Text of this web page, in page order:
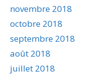
novembre 2018
octobre 2018
septembre 2018
août 2018
juillet 2018